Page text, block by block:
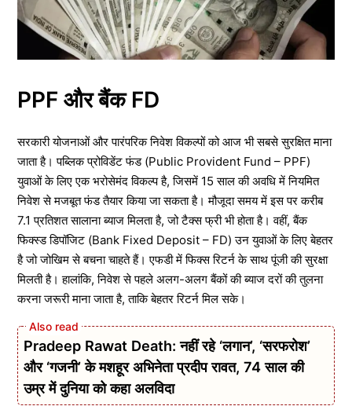
PPF और बैंक FD
सरकारी योजनाओं और पारंपरिक निवेश विकल्पों को आज भी सबसे सुरक्षित माना
जाता है। पब्लिक प्रोविडेंट फंड (Public Provident Fund – PPF)
युवाओं के लिए एक भरोसेमंद विकल्प है, जिसमें 15 साल की अवधि में नियमित
निवेश से मजबूत फंड तैयार किया जा सकता है। मौजूदा समय में इस पर करीब
7.1 प्रतिशत सालाना ब्याज मिलता है, जो टैक्स फ्री भी होता है। वहीं, बैंक
फिक्स्ड डिपॉजिट (Bank Fixed Deposit – FD) उन युवाओं के लिए बेहतर
है जो जोखिम से बचना चाहते हैं। एफडी में फिक्स रिटर्न के साथ पूंजी की सुरक्षा
मिलती है। हालांकि, निवेश से पहले अलग-अलग बैंकों की ब्याज दरों की तुलना
करना जरूरी माना जाता है, ताकि बेहतर रिटर्न मिल सके।
Pradeep Rawat Death: नहीं रहे ‘लगान’, ‘सरफरोश’
और ‘गजनी’ के मशहूर अभिनेता प्रदीप रावत, 74 साल की
उम्र में दुनिया को कहा अलविदा